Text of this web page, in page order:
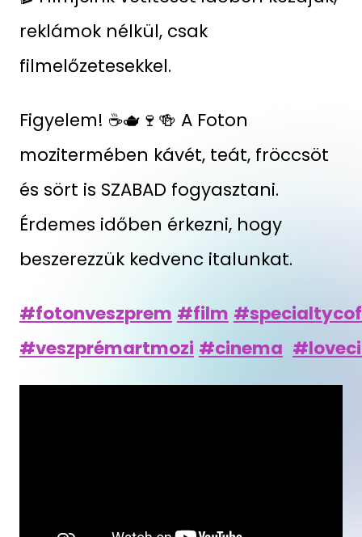
reklámok nélkül, csak
filmelőzetesekkel.
Figyelem! ☕🫖🍷🍻 A Foton
mozitermében kávét, teát, fröccsöt
és sört is SZABAD fogyasztani.
Érdemes időben érkezni, hogy
beszerezzük kedvenc italunkat.
#fotonveszprem #film
#veszprémartmozi #cinema